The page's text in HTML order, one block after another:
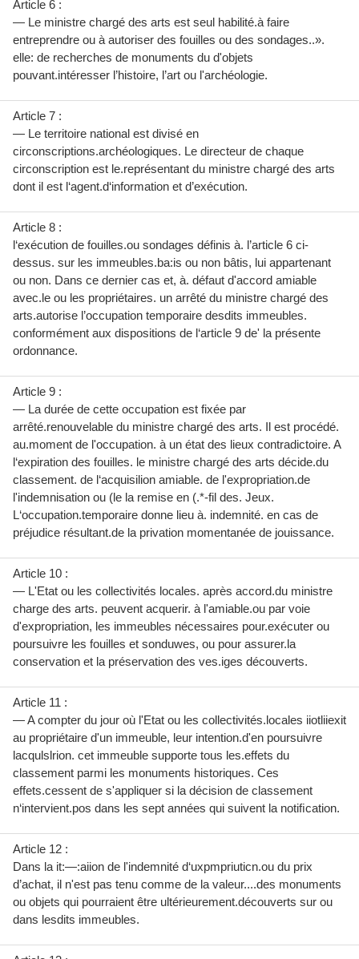
Article 6 :
— Le ministre chargé des arts est seul habilité.à faire
entreprendre ou à autoriser des fouilles ou des sondages..».
elle: de recherches de monuments du d'objets
pouvant.intéresser l’histoire, l’art ou l'archéologie.
Article 7 :
— Le territoire national est divisé en
circonscriptions.archéologiques. Le directeur de chaque
circonscription est le.représentant du ministre chargé des arts
dont il est l‘agent.d‘information et d’exécution.
Article 8 :
l‘exécution de fouilles.ou sondages définis à. l’article 6 ci-
dessus. sur les immeubles.ba:is ou non bâtis, lui appartenant
ou non. Dans ce dernier cas et, à. défaut d'accord amiable
avec.le ou les propriétaires. un arrêté du ministre chargé des
arts.autorise l’occupation temporaire desdits immeubles.
conformément aux dispositions de l‘article 9 de' la présente
ordonnance.
Article 9 :
— La durée de cette occupation est fixée par
arrêté.renouvelable du ministre chargé des arts. Il est procédé.
au.moment de l'occupation. à un état des lieux contradictoire. A
l‘expiration des fouilles. le ministre chargé des arts décide.du
classement. de l‘acquisilion amiable. de l'expropriation.de
l'indemnisation ou (le la remise en (.*-fil des. Jeux.
L‘occupation.temporaire donne lieu à. indemnité. en cas de
préjudice résultant.de la privation momentanée de jouissance.
Article 10 :
— L'Etat ou les collectivités locales. après accord.du ministre
charge des arts. peuvent acquerir. à l'amiable.ou par voie
d'expropriation, les immeubles nécessaires pour.exécuter ou
poursuivre les fouilles et sonduwes, ou pour assurer.la
conservation et la préservation des ves.iges découverts.
Article 11 :
— A compter du jour où l'Etat ou les collectivités.locales iiotliiexit
au propriétaire d'un immeuble, leur intention.d'en poursuivre
lacqulslrion. cet immeuble supporte tous les.effets du
classement parmi les monuments historiques. Ces
effets.cessent de s'appliquer si la décision de classement
n‘intervient.pos dans les sept années qui suivent la notiﬁcation.
Article 12 :
Dans la it:—:aiion de l'indemnité d‘uxpmpriuticn.ou du prix
d’achat, il n'est pas tenu comme de la valeur....des monuments
ou objets qui pourraient être ultérieurement.découverts sur ou
dans lesdits immeubles.